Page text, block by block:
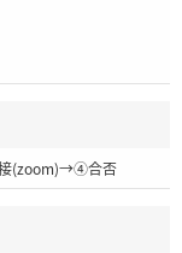
(zoom)→④合否